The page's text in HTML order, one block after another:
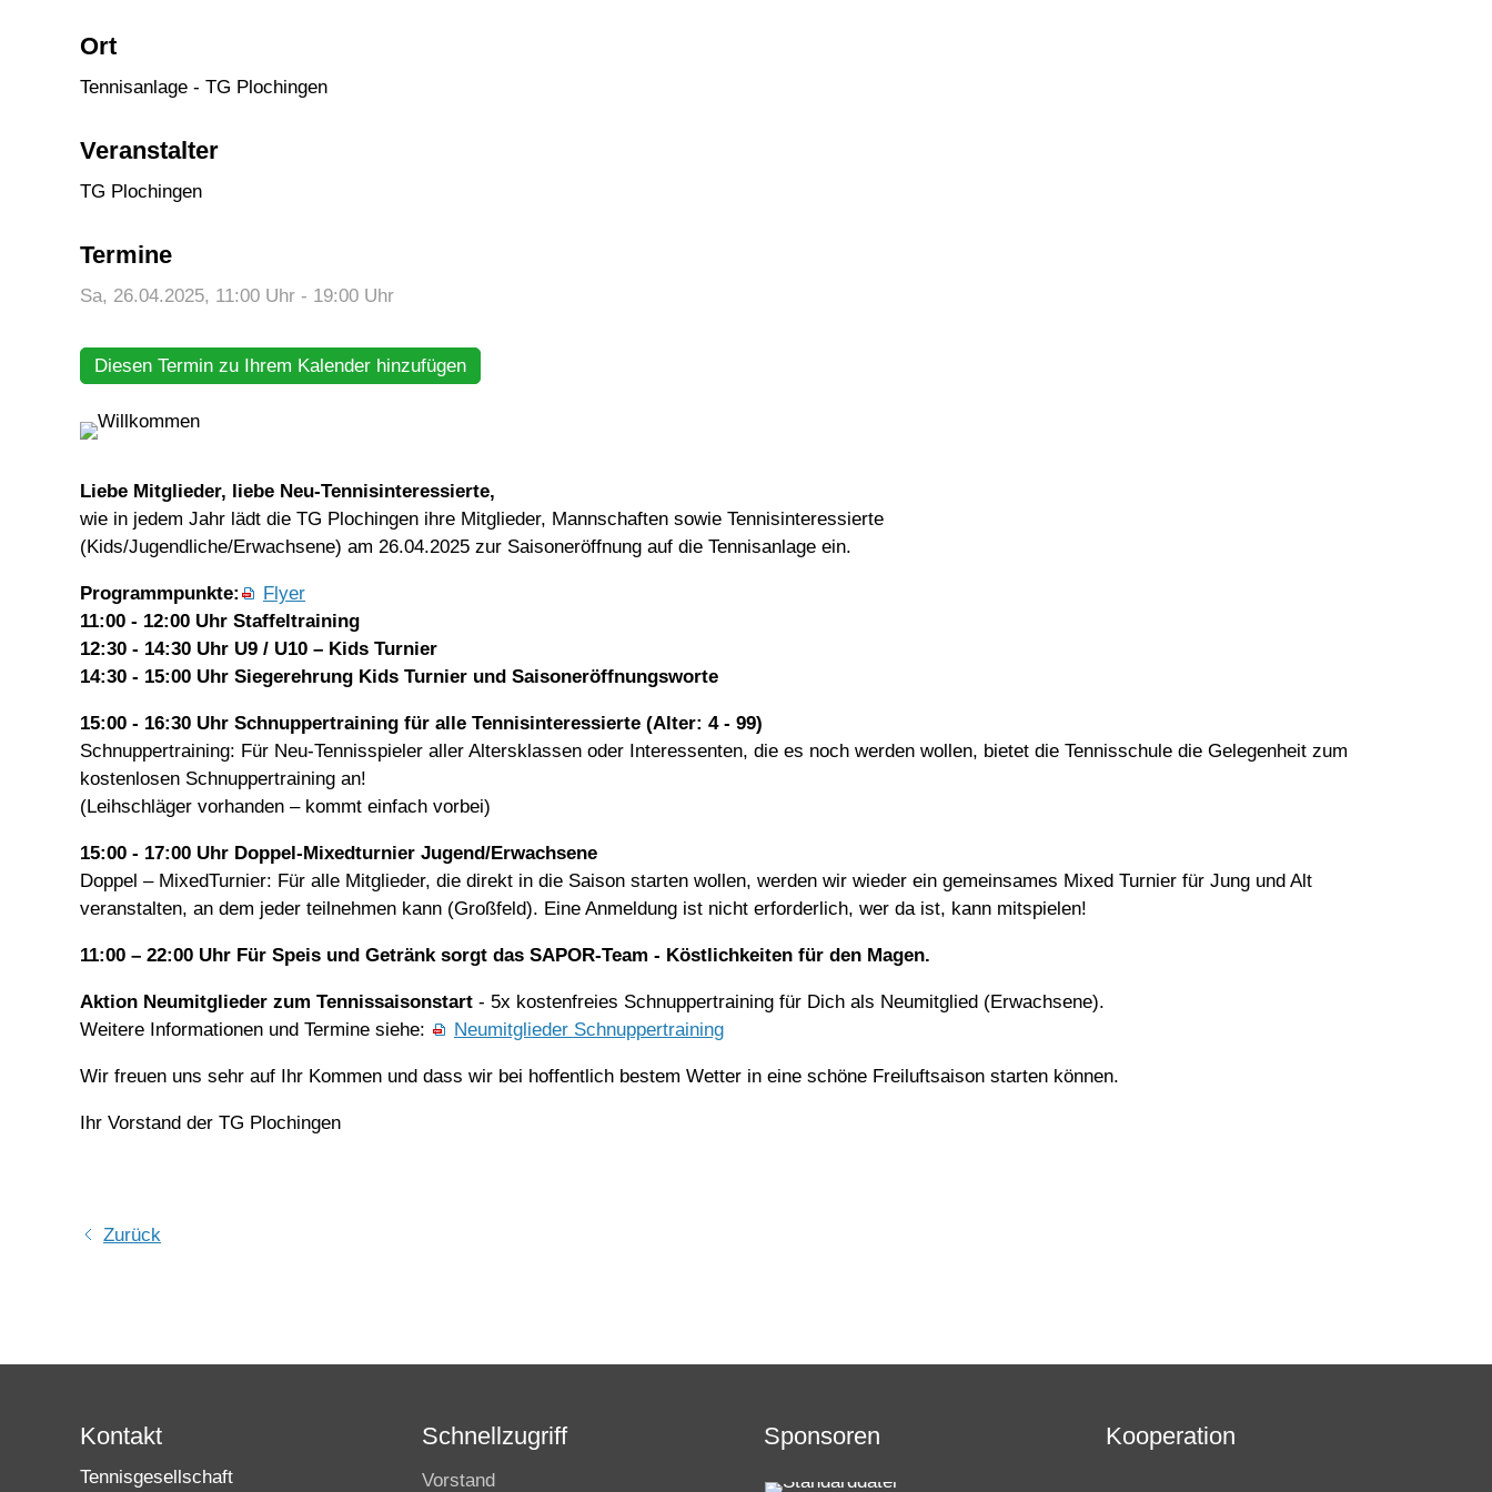
Ort
Tennisanlage - TG Plochingen
Veranstalter
TG Plochingen
Termine
Sa, 26.04.2025, 11:00 Uhr - 19:00 Uhr
Diesen Termin zu Ihrem Kalender hinzufügen
Liebe Mitglieder, liebe Neu-Tennisinteressierte,
wie in jedem Jahr lädt die TG Plochingen ihre Mitglieder, Mannschaften sowie Tennisinteressierte
(Kids/Jugendliche/Erwachsene) am 26.04.2025 zur Saisoneröffnung auf die Tennisanlage ein.
Programmpunkte:
Flyer
11:00 - 12:00 Uhr Staffeltraining
12:30 - 14:30 Uhr U9 / U10 – Kids Turnier
14:30 - 15:00 Uhr Siegerehrung Kids Turnier und Saisoneröffnungsworte
15:00 - 16:30 Uhr Schnuppertraining für alle Tennisinteressierte (Alter: 4 - 99)
Schnuppertraining: Für Neu-Tennisspieler aller Altersklassen oder Interessenten, die es noch werden wollen, bietet die Tennisschule die Gelegenheit zum
kostenlosen Schnuppertraining an!
(Leihschläger vorhanden – kommt einfach vorbei)
15:00 - 17:00 Uhr Doppel-Mixedturnier Jugend/Erwachsene
Doppel – MixedTurnier: Für alle Mitglieder, die direkt in die Saison starten wollen, werden wir wieder ein gemeinsames Mixed Turnier für Jung und Alt
veranstalten, an dem jeder teilnehmen kann (Großfeld). Eine Anmeldung ist nicht erforderlich, wer da ist, kann mitspielen!
11:00 – 22:00 Uhr Für Speis und Getränk sorgt das SAPOR-Team - Köstlichkeiten für den Magen.
Aktion Neumitglieder zum Tennissaisonstart - 5x kostenfreies Schnuppertraining für Dich als Neumitglied (Erwachsene).
Weitere Informationen und Termine siehe:
Neumitglieder Schnuppertraining
Wir freuen uns sehr auf Ihr Kommen und dass wir bei hoffentlich bestem Wetter in eine schöne Freiluftsaison starten können.
Ihr Vorstand der TG Plochingen
Zurück
Kontakt
Tennisgesellschaft
Schnellzugriff
Vorstand
Sponsoren Kooperation